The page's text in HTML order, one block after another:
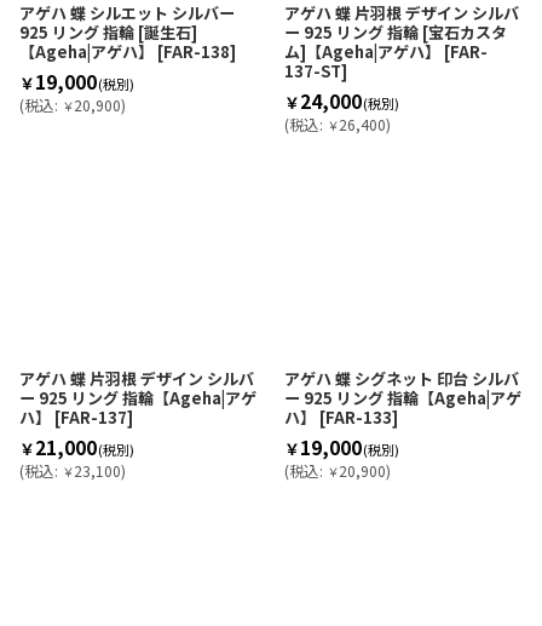
アゲハ 蝶 シルエット シルバー
925 リング 指輪 [誕生石]
【Ageha|アゲハ】
[FAR-138]
￥19,000(税別)
(税込: ￥20,900)
アゲハ 蝶 片羽根 デザイン シルバ
ー 925 リング 指輪 [宝石カスタ
ム]【Ageha|アゲハ】
[FAR-
137-ST]
￥24,000(税別)
(税込: ￥26,400)
アゲハ 蝶 片羽根 デザイン シルバ
ー 925 リング 指輪【Ageha|アゲ
ハ】
[FAR-137]
￥21,000(税別)
(税込: ￥23,100)
アゲハ 蝶 シグネット 印台 シルバ
ー 925 リング 指輪【Ageha|アゲ
ハ】
[FAR-133]
￥19,000(税別)
(税込: ￥20,900)